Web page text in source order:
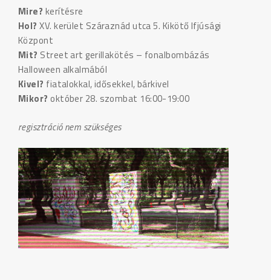
Mire? kerítésre
Hol?XV. kerület Száraznád utca 5. Kikötő Ifjúsági
Központ
Mit? Street art gerillakötés – fonalbombázás
Halloween alkalmából
Kivel? fiatalokkal, idősekkel, bárkivel
Mikor? október 28. szombat 16:00-19:00
regisztráció nem szükséges